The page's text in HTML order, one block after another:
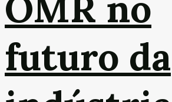
futuro da